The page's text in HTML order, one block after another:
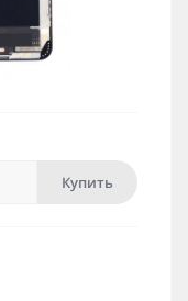
Купить